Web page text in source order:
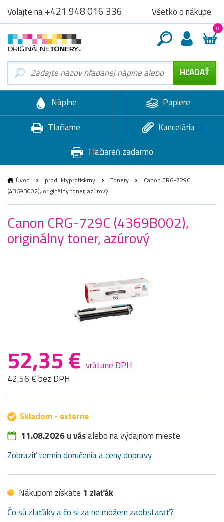
Volajte na+421 948 016 336 Všetko o nákupe
0
Náplne
Papiere
Tlačiarne
Kancelária
Tlačiareň zadarmo
Úvod produktyprotiskrny Tonery
Canon CRG-729C
(4369B002), originálny toner, azúrový
Canon CRG-729C (4369B002),
originálny toner, azúrový
52,35 € vrátane DPH
42,56 € bez DPH
Skladom - externe
11.08.2026 u vásalebo na výdajnom mieste
Zobraziť termín doručenia a ceny dopravy
Nákupom získate 1 zlaťák
Čo sú zlaťáky a čo si za ne môžem zaobstarať?